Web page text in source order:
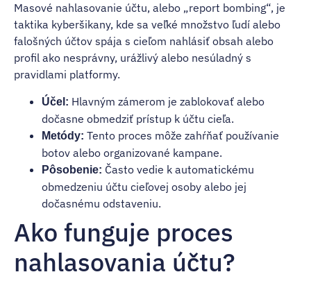
Masové nahlasovanie účtu, alebo „report bombing“, je
taktika kyberšikany, kde sa veľké množstvo ľudí alebo
falošných účtov spája s cieľom nahlásiť obsah alebo
profil ako nesprávny, urážlivý alebo nesúladný s
pravidlami platformy.
Účel: Hlavným zámerom je zablokovať alebo
dočasne obmedziť prístup k účtu cieľa.
Metódy: Tento proces môže zahŕňať používanie
botov alebo organizované kampane.
Pôsobenie: Často vedie k automatickému
obmedzeniu účtu cieľovej osoby alebo jej
dočasnému odstaveniu.
Ako funguje proces
nahlasovania účtu?